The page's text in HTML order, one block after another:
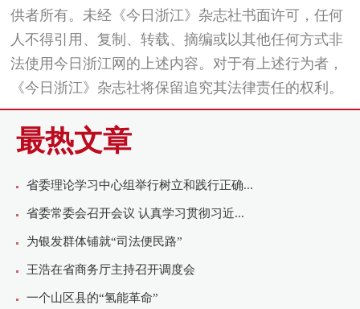
供者所有。未经《今日浙江》杂志社书面许可，任何
人不得引用、复制、转载、摘编或以其他任何方式非
法使用今日浙江网的上述内容。对于有上述行为者，
《今日浙江》杂志社将保留追究其法律责任的权利。
最热文章